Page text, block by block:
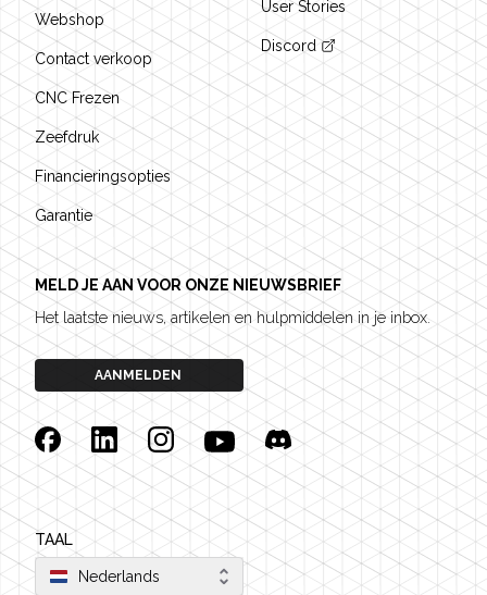
Webshop
Contact verkoop
CNC Frezen
Zeefdruk
Financieringsopties
Garantie
User Stories
Discord
MELD JE AAN VOOR ONZE NIEUWSBRIEF
Het laatste nieuws, artikelen en hulpmiddelen in je inbox.
AANMELDEN
FacebookLinkedinInstagramYouTubeDiscord
TAAL
Nederlands